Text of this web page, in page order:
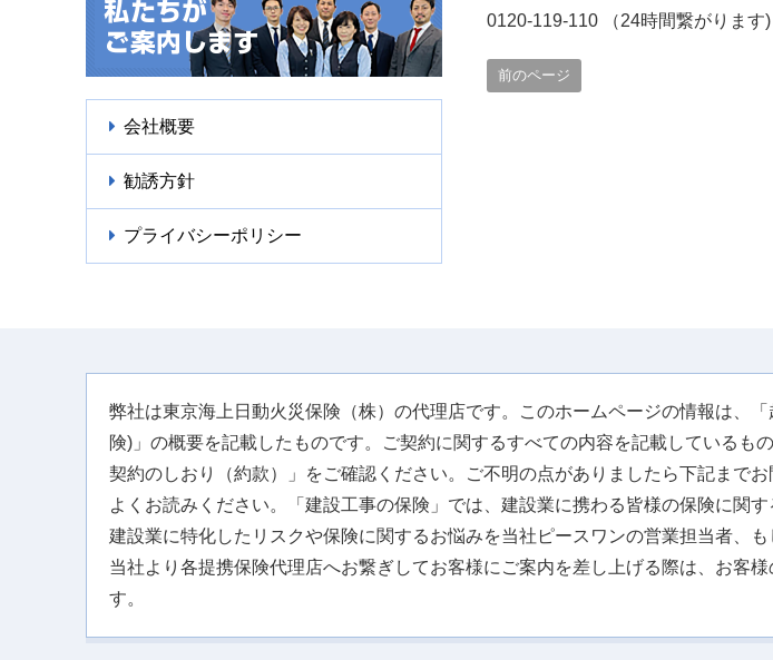
0120-119-110 （24時間繋がります)
前のページ
会社概要
勧誘方針
プライバシーポリシー
弊社は東京海上日動火災保険（株）の代理店です。このホームページの情報は、
険)」の概要を記載したものです。ご契約に関するすべての内容を記載している
契約のしおり（約款）」をご確認ください。ご不明の点がありましたら下記まで
よくお読みください。「建設工事の保険」では、建設業に携わる皆様の保険に関す
建設業に特化したリスクや保険に関するお悩みを当社ピースワンの営業担当者、
当社より各提携保険代理店へお繋ぎしてお客様にご案内を差し上げる際は、お客
す。